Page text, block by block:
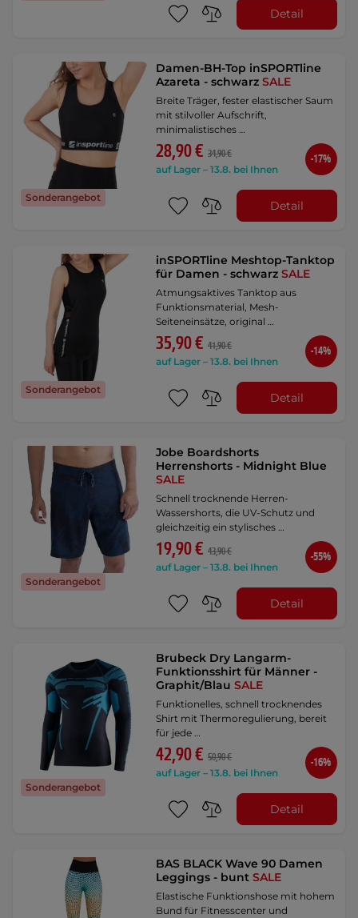
Detail
Sonderangebot
Damen-BH-Top inSPORTline
Azareta - schwarzSALE
Breite Träger, fester elastischer Saum
mit stilvoller Aufschrift,
minimalistisches …
28,90 € 34,90 €
auf Lager – 13.8. bei Ihnen
-17%
Detail
Sonderangebot
inSPORTline Meshtop-Tanktop
für Damen - schwarzSALE
Atmungsaktives Tanktop aus
Funktionsmaterial, Mesh-
Seiteneinsätze, original …
35,90 € 41,90 €
auf Lager – 13.8. bei Ihnen
-14%
Detail
Sonderangebot
Jobe Boardshorts
Herrenshorts - Midnight Blue
SALE
Schnell trocknende Herren-
Wassershorts, die UV-Schutz und
gleichzeitig ein stylisches …
19,90 € 43,90 €
auf Lager – 13.8. bei Ihnen
-55%
Detail
Sonderangebot
Brubeck Dry Langarm-
Funktionsshirt für Männer -
Graphit/BlauSALE
Funktionelles, schnell trocknendes
Shirt mit Thermoregulierung, bereit
für jede …
42,90 € 50,90 €
auf Lager – 13.8. bei Ihnen
-16%
Detail
BAS BLACK Wave 90 Damen
Leggings - buntSALE
Elastische Funktionshose mit hohem
Bund für Fitnesscenter und